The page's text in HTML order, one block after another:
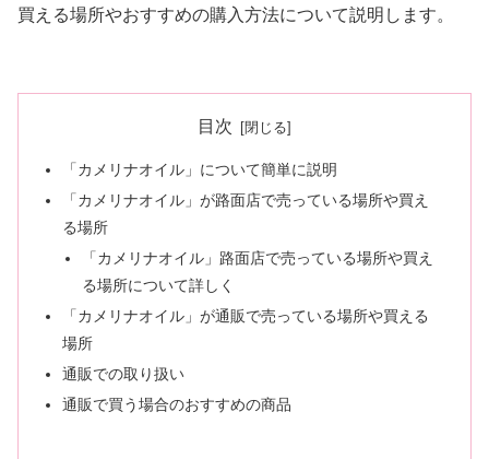
買える場所やおすすめの購入方法について説明します。
目次
「カメリナオイル」について簡単に説明
「カメリナオイル」が路面店で売っている場所や買え
る場所
「カメリナオイル」路面店で売っている場所や買え
る場所について詳しく
「カメリナオイル」が通販で売っている場所や買える
場所
通販での取り扱い
通販で買う場合のおすすめの商品